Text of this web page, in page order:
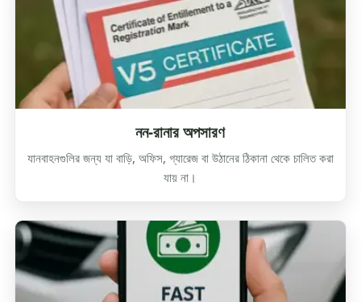
নন-রানার অপসারণ
যানবাহনগুলির জন্য যা বাড়ি, অফিস, গ্যারেজ বা উঠানের ঠিকানা থেকে চালিত করা
যায় না।